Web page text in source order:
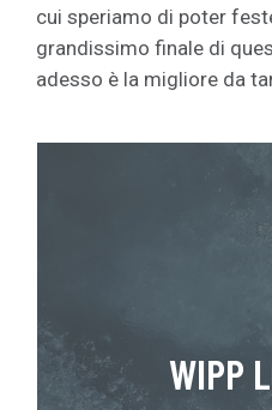
cui speriamo di poter
grandissimo finale di
adesso è la migliore da
WIPP